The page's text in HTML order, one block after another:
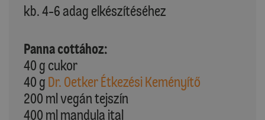
kb. 4-6 adag elkészítéséhez
Panna cottához:
40 g cukor
40 g Dr. Oetker Étkezési Keményítő
200 ml vegán tejszín
400 ml mandula ital